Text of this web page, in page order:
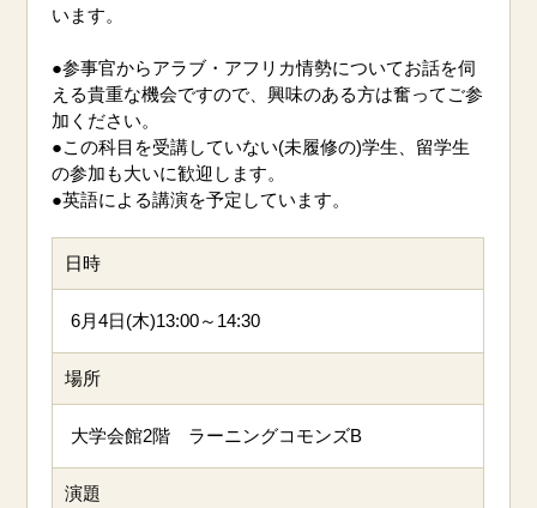
います。
●参事官からアラブ・アフリカ情勢についてお話を伺
える貴重な機会ですので、興味のある方は奮ってご参
加ください。
●この科目を受講していない(未履修の)学生、留学生
の参加も大いに歓迎します。
●英語による講演を予定しています。
日時
6月4日(木)13:00～14:30
場所
大学会館2階 ラーニングコモンズB
演題